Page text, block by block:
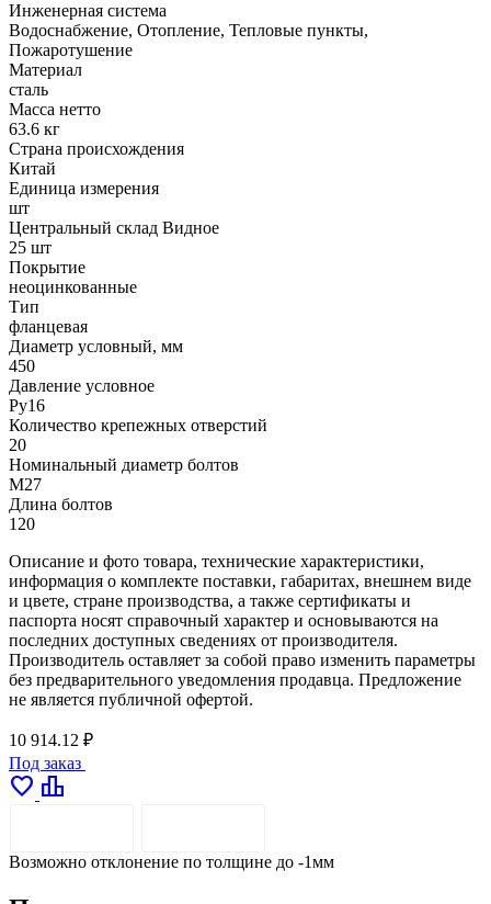
Инженерная система
Водоснабжение, Отопление, Тепловые пункты,
Пожаротушение
Материал
сталь
Масса нетто
63.6 кг
Страна происхождения
Китай
Единица измерения
шт
Центральный склад Видное
25 шт
Покрытие
неоцинкованные
Тип
фланцевая
Диаметр условный, мм
450
Давление условное
Ру16
Количество крепежных отверстий
20
Номинальный диаметр болтов
М27
Длина болтов
120
Описание и фото товара, технические характеристики,
информация о комплекте поставки, габаритах, внешнем виде
и цвете, стране производства, а также сертификаты и
паспорта носят справочный характер и основываются на
последних доступных сведениях от производителя.
Производитель оставляет за собой право изменить параметры
без предварительного уведомления продавца. Предложение
не является публичной офертой.
10 914.12 ₽
Под заказ
favorite leaderboard
Возможно отклонение по толщине до -1мм